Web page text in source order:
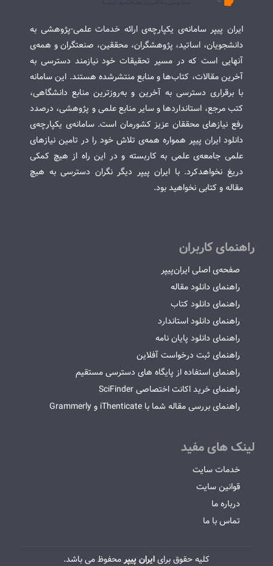
ایران پیپر سامانه‌ی یکپارچه‌ی ارائه خدمات علمی-پژوهشی به
دانشجویان، اساتید، پژوهشگران، محققین، صنعتگران و همه‌ی
آنهایی است که در مسیر تحقیقات خود نیازمند دسترسی به
آخرین مقالات، کتاب‌ها و منابع منتشرشده هستند. این سامانه
با برقراری دسترسی به آخرین و به‌روزترین منابع دانشگاهی،
کتب مرجع، استانداردها و سایر منابع علمی و پژوهشی، درصدد
رفع نیازهای محققان عزیز کشورمان است. سامانه‌ی یکپارچه‌ی
دانلود ایران پیپر همواره همه‌ی تلاش خود را در تامین نیازهای
علمی جامعه‌ی علمی به کاربسته و در این راه از هیچ کمکی
دریغ نخواهدکرد. با ایران پیپر دیگر نگران دسترسی به هیچ
مقاله و کتابی نخواهید بود.
راهنمای کاربران
صفحه‌ی اصلی ایران‌پیپر
راهنمای دانلود مقاله
راهنمای دانلود کتاب
راهنمای دانلود استاندارد
راهنمای دانلود پایان نامه
راهنمای ثبت درخواست آفلاین
راهنمای استفاده از پایگاه های دسترسی مستقیم
راهنمای خرید اکانت اختصاصی SciFinder
راهنمای بررسی مقاله شما با iThenticate و Grammerly
لینک های مفید
خدمات سایت
قوانین سایت
درباره ما
تماس با ما
کلیه حقوق برایایران پیپرمحفوظ می باشد.